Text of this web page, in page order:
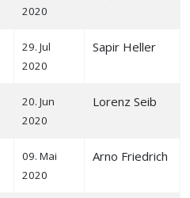
2020
29. Jul
2020
Sapir Heller
20. Jun
2020
Lorenz Seib
09. Mai
2020
Arno Friedrich